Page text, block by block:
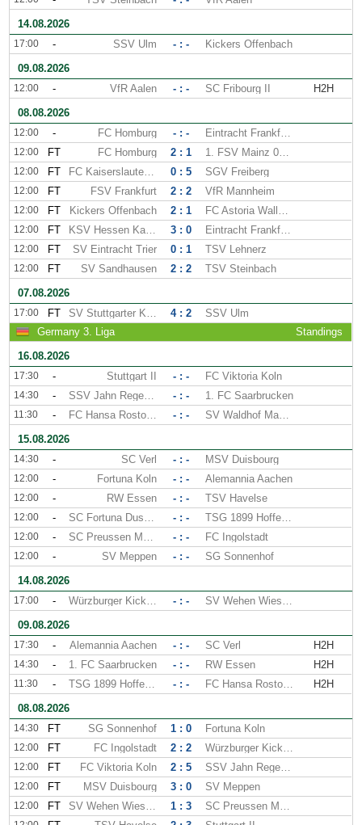
14.08.2026
17:00 - SSV Ulm - : -
Kickers Offenbach
09.08.2026
12:00 - VfR Aalen - : - SC Fribourg II
H2H
08.08.2026
12:00 - FC Homburg - : - Eintracht Frankfurt II
12:00 FT FC Homburg 2 : 1 1. FSV Mainz 05 II
12:00 FT FC Kaiserslautern II 0 : 5 SGV Freiberg
12:00 FT FSV Frankfurt 2 : 2 VfR Mannheim
12:00 FT Kickers Offenbach 2 : 1 FC Astoria Walldorf
12:00 FT KSV Hessen Kassel 3 : 0 Eintracht Frankfurt II
12:00 FT SV Eintracht Trier 0 : 1 TSV Lehnerz
12:00 FT SV Sandhausen 2 : 2
TSV Steinbach
07.08.2026
17:00 FT SV Stuttgarter Kickers 4 : 2
SSV Ulm
Germany 3. Liga
Standings
16.08.2026
17:30 - Stuttgart II - : - FC Viktoria Koln
14:30 - SSV Jahn Regensburg - : - 1. FC Saarbrucken
11:30 - FC Hansa Rostock - : -
SV Waldhof Mannheim
15.08.2026
14:30 - SC Verl - : - MSV Duisbourg
12:00 - Fortuna Koln - : - Alemannia Aachen
12:00 - RW Essen - : - TSV Havelse
12:00 - SC Fortuna Dusseldorf - : - TSG 1899 Hoffenheim II
12:00 - SC Preussen Munster - : - FC Ingolstadt
12:00 - SV Meppen - : -
SG Sonnenhof
14.08.2026
17:00 - Würzburger Kickers - : -
SV Wehen Wiesbaden
09.08.2026
17:30 - Alemannia Aachen - : - SC Verl H2H
14:30 - 1. FC Saarbrucken - : - RW Essen H2H
11:30 - TSG 1899 Hoffenheim II - : - FC Hansa Rostock
H2H
08.08.2026
14:30 FT SG Sonnenhof 1 : 0 Fortuna Koln
12:00 FT FC Ingolstadt 2 : 2 Würzburger Kickers
12:00 FT FC Viktoria Koln 2 : 5 SSV Jahn Regensburg
12:00 FT MSV Duisbourg 3 : 0 SV Meppen
12:00 FT SV Wehen Wiesbaden 1 : 3 SC Preussen Munster